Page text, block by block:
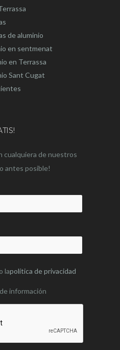
de aluminio
en sentmenat
en Terrassa
Sant Cugat
cualquiera de nuestros
antes posible!
lapolítica de privacidad
información